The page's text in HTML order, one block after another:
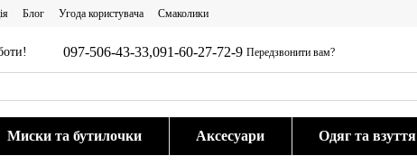
Блог Угода користувача Смаколики
097-506-43-33,091-60-27-72-9 Передзвонити вам?
Миски та бутилочки Аксесуари Одяг та взуття